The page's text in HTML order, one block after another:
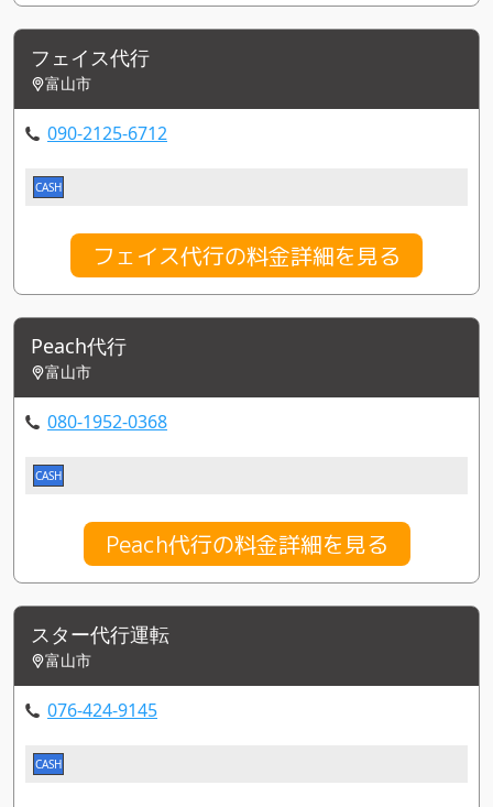
フェイス代行
富山市
090-2125-6712
CASH
フェイス代行の料金詳細を見る
Peach代行
富山市
080-1952-0368
CASH
Peach代行の料金詳細を見る
スター代行運転
富山市
076-424-9145
CASH